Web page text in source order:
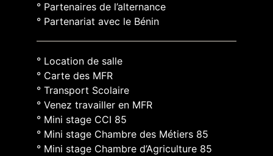
° Partenaires de l’alternance
° Partenariat avec le Bénin
° Location de salle
° Carte des MFR
° Transport Scolaire
° Venez travailler en MFR
° Mini stage CCI 85
° Mini stage Chambre des Métiers 85
° Mini stage Chambre d’Agriculture 85